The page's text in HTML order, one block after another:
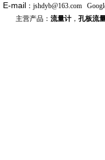
E-mail ： jshdyb@163.com
主营产品： 流量计， 孔板流